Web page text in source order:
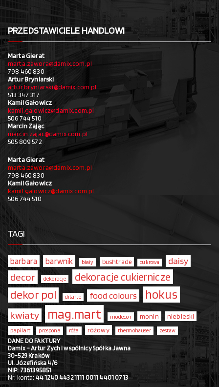
PRZEDSTAWICIELE HANDLOWI
Marta Gierat
marta.zawora@damix.com.pl
798 460 830
Artur Bryniarski
artur.bryniarski@damix.com.pl
513 347 317
Kamil Gałowicz
kamil.galowicz@damix.com.pl
506 744 510
Marcin Zając
marcin.zajac@damix.com.pl
505 809 572
Marta Gierat
marta.zawora@damix.com.pl
798 460 830
Kamil Gałowicz
kamil.galowicz@damix.com.pl
506 744 510
TAGI
barbara barwnik biały bushtrade cukrowa daisy
decor dekoracje dekoracje cukiernicze
dekor pol ditarte food colours hokus
kwiaty mag.mart modecor monin niebieski
papilart prospona róża różowy thermohauser zestaw
DANE DO FAKTURY
Damix – Artur Zych i wspólnicy Spółka Jawna
30-529 Kraków
Ul. Józefińska 4/6
NIP: 7361395851
Nr. konta: 44 1240 4432 1111 0011 4401 0713